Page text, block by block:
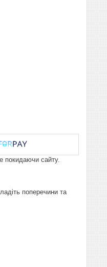
покидаючи сайту.
поперечини та